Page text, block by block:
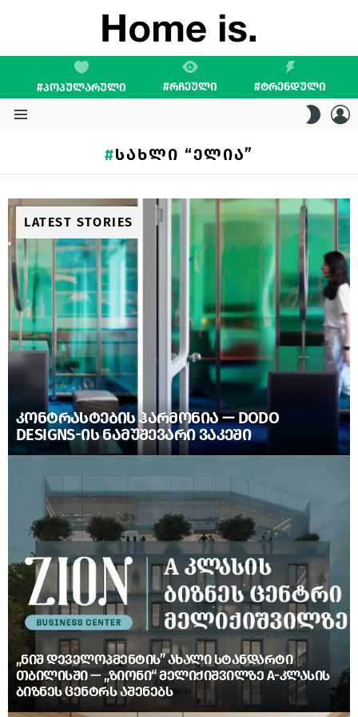
#ᲞᲝᲞᲣᲚᲐᲠᲣᲚᲘ #ᲠᲩᲔᲣᲚᲘ #ᲢᲠᲔᲜᲓᲣᲚᲘ
SKIN
ᲡᲐᲮᲚᲘ “ᲔᲚᲘᲐ”
LATEST STORIES
ᲙᲝᲜᲢᲠᲐᲡᲢᲔᲑᲘᲡ ᲰᲐᲠᲛᲝᲜᲘᲐ — DODO
DESIGNS-ᲘᲡ ᲜᲐᲛᲣᲨᲔᲕᲐᲠᲘ ᲕᲐᲙᲔᲨᲘ
„ᲜᲘᲨ ᲓᲔᲕᲔᲚᲝᲞᲛᲔᲜᲢᲘᲡ” ᲐᲮᲐᲚᲘ ᲡᲢᲐᲜᲓᲐᲠᲢᲘ
ᲗᲑᲘᲚᲘᲡᲨᲘ — „ᲖᲘᲝᲜᲘ“ ᲛᲔᲚᲘᲥᲘᲨᲕᲘᲚᲖᲔ A-ᲙᲚᲐᲡᲘᲡ
ᲑᲘᲖᲜᲔᲡ ᲪᲔᲜᲢᲠᲡ ᲐᲨᲔᲜᲔᲑᲡ